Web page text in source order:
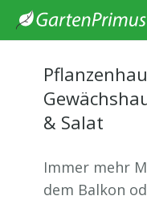
& Salat
Immer mehr
dem Balkon